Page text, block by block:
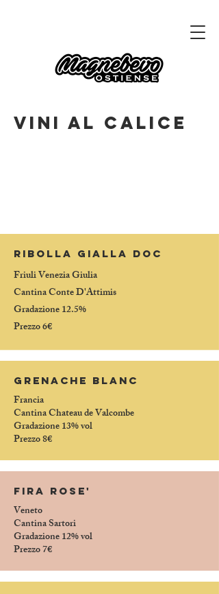
VINI AL CALICE
RIBOLLA GIALLA DOC
Friuli Venezia Giulia
Cantina Conte D'Attimis
Gradazione 12.5%
Prezzo 6€
GRENACHE BLANC
Francia
Cantina Chateau de Valcombe
Gradazione 13% vol
Prezzo 8€
fira ROSE'
Veneto
CantinaSartori
Gradazione 12% vol
Prezzo 7€